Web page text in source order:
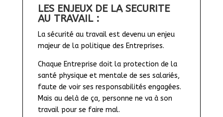
LES ENJEUX DE LA SECURITE
AU TRAVAIL :
La sécurité au travail est devenu un enjeu
majeur de la politique des Entreprises.
Chaque Entreprise doit la protection de la
santé physique et mentale de ses salariés,
faute de voir ses responsabilités engagées.
Mais au delà de ça, personne ne va à son
travail pour se faire mal.